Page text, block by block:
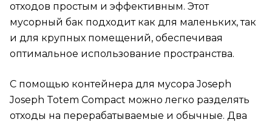
отходов простым и эффективным. Этот
мусорный бак подходит как для маленьких, так
и для крупных помещений, обеспечивая
оптимальное использование пространства.
С помощью контейнера для мусора Joseph
Joseph Totem Compact можно легко разделять
отходы на перерабатываемые и обычные. Два